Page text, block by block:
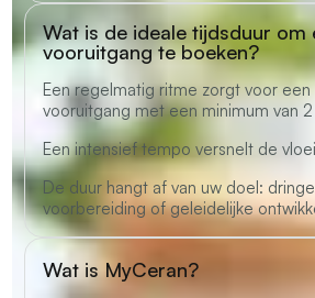
Wat is de ideale tijdsduur om
vooruitgang te boeken?
Een regelmatig ritme zorgt voor een
vooruitgang met een minimum van
Een intensief tempo versnelt de
De duur hangt af van uw doel:
voorbereiding of geleidelijke
Wat is MyCeran?